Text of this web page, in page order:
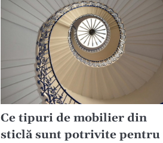
Ce tipuri de mobilier din
sticlă sunt potrivite pentru